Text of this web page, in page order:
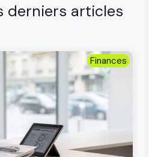
derniers articles
Finances